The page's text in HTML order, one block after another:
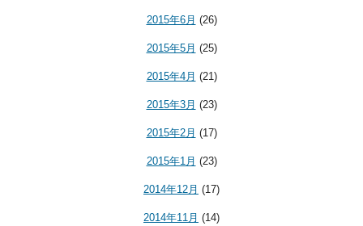
2015年6月 (26)
2015年5月 (25)
2015年4月 (21)
2015年3月 (23)
2015年2月 (17)
2015年1月 (23)
2014年12月 (17)
2014年11月 (14)